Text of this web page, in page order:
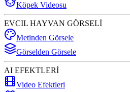
Köpek Videosu
EVCIL HAYVAN GÖRSELİ
Metinden Görsele
Görselden Görsele
AI EFEKTLERİ
Video Efektleri